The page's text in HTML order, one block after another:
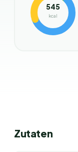
545
kcal
Zutaten